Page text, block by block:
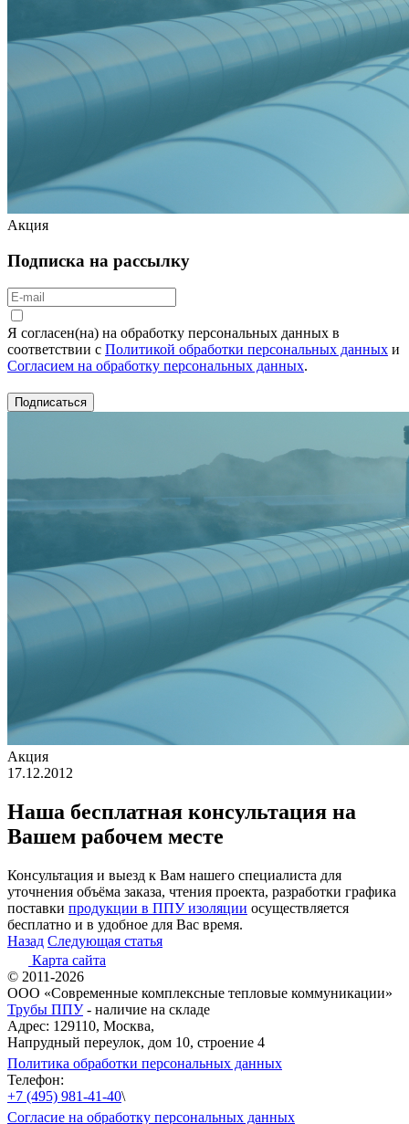
Акция
Подписка на рассылку
Я согласен(на) на обработку персональных данных в
соответствии с Политикой обработки персональных данных и
Согласием на обработку персональных данных.
Подписаться
Акция
17.12.2012
Наша бесплатная консультация на
Вашем рабочем месте
Консультация и выезд к Вам нашего специалиста для
уточнения объёма заказа, чтения проекта, разработки графика
поставки продукции в ППУ изоляции осуществляется
бесплатно и в удобное для Вас время.
Назад Следующая статья
Карта сайта
© 2011-2026
ООО «Современные комплексные тепловые коммуникации»
Трубы ППУ- наличие на складе
Адрес: 129110, Москва,
Напрудный переулок, дом 10, строение 4
Политика обработки персональных данных
Телефон:
+7 (495) 981-41-40\
Согласие на обработку персональных данных